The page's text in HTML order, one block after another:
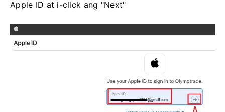
Apple ID at i-click ang "Next"